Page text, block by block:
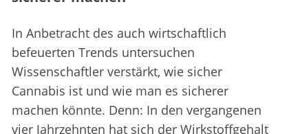
In Anbetracht des auch wirtschaftlich
befeuerten Trends untersuchen
Wissenschaftler verstärkt, wie sicher
Cannabis ist und wie man es sicherer
machen könnte. Denn: In den vergangenen
vier Jahrzehnten hat sich der Wirkstoffgehalt